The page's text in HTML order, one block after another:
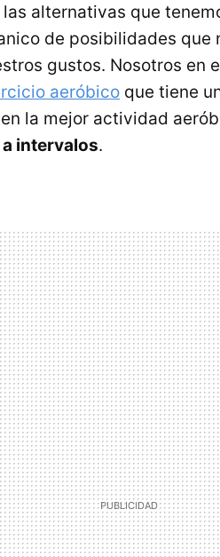
alternativas que
de posibilidades
gustos. Nosotros en
aeróbico que tiene
la mejor actividad
intervalos.